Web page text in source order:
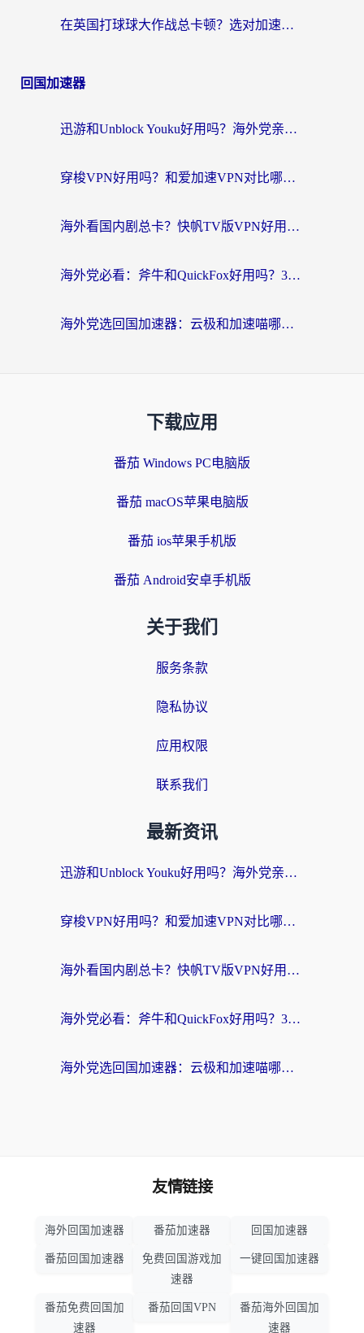
在英国打球球大作战总卡顿？选对加速器让你告别延迟（附实测攻略）
回国加速器
迅游和Unblock Youku好用吗？海外党亲测：3个维度教你选对回国加速器
穿梭VPN好用吗？和爱加速VPN对比哪个回国效果更好？海外党必看的实用指南
海外看国内剧总卡？快帆TV版VPN好用吗？和海牛VPN对比哪个回国效果更好？
海外党必看：斧牛和QuickFox好用吗？3步选对回国加速器，无缝刷国内剧玩游戏
海外党选回国加速器：云极和加速喵哪个好？附3款热门工具实测对比
下载应用
番茄 Windows PC电脑版
番茄 macOS苹果电脑版
番茄 ios苹果手机版
番茄 Android安卓手机版
关于我们
服务条款
隐私协议
应用权限
联系我们
最新资讯
迅游和Unblock Youku好用吗？海外党亲测：3个维度教你选对回国加速器
穿梭VPN好用吗？和爱加速VPN对比哪个回国效果更好？海外党必看的实用指南
海外看国内剧总卡？快帆TV版VPN好用吗？和海牛VPN对比哪个回国效果更好？
海外党必看：斧牛和QuickFox好用吗？3步选对回国加速器，无缝刷国内剧玩游戏
海外党选回国加速器：云极和加速喵哪个好？附3款热门工具实测对比
友情链接
海外回国加速器 番茄加速器 回国加速器
番茄回国加速器
免费回国游戏加
速器
一键回国加速器
番茄免费回国加
速器
番茄回国VPN
番茄海外回国加
速器